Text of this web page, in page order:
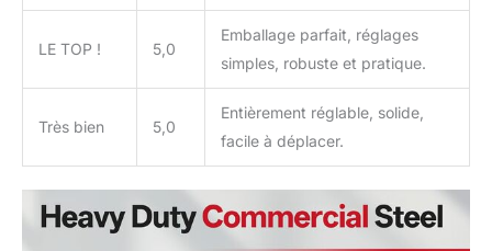
haute densité épaisse,
épousant parfaitement
les courbes du dos pour
homogène de la pression
et un entraînement sans
inconfort. Le revêtement
en simili-cuir premium,
anti-transpiration et
antidérapant, se nettoie
LE TOP ! 5,0
Emballage parfait, réglages
simples, robuste et pratique.
Très bien 5,0
Entièrement réglable, solide,
facile à déplacer.